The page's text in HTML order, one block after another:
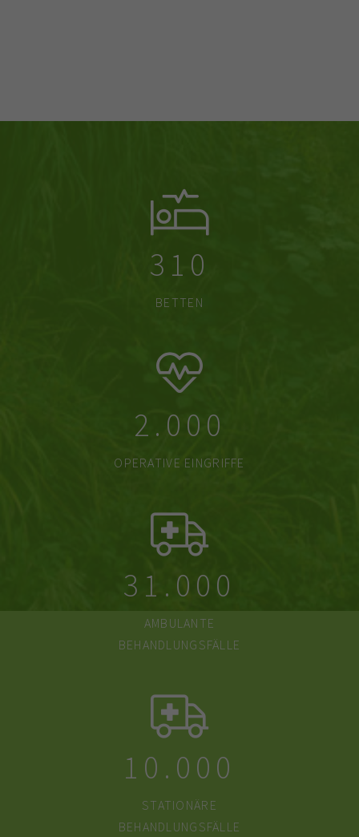
310
BETTEN
2.000
OPERATIVE EINGRIFFE
31.000
AMBULANTE
BEHANDLUNGSFÄLLE
10.000
STATIONÄRE
BEHANDLUNGSFÄLLE